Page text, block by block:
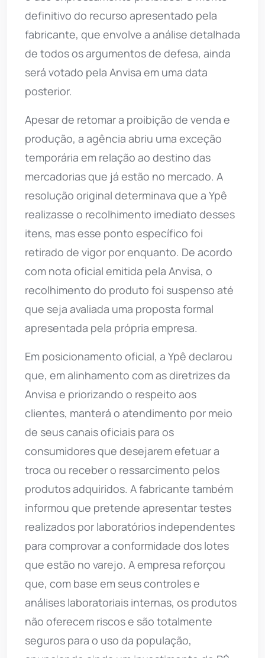
definitivo do recurso apresentado pela
fabricante, que envolve a análise detalhada
de todos os argumentos de defesa, ainda
será votado pela Anvisa em uma data
posterior.
Apesar de retomar a proibição de venda e
produção, a agência abriu uma exceção
temporária em relação ao destino das
mercadorias que já estão no mercado. A
resolução original determinava que a Ypê
realizasse o recolhimento imediato desses
itens, mas esse ponto específico foi
retirado de vigor por enquanto. De acordo
com nota oficial emitida pela Anvisa, o
recolhimento do produto foi suspenso até
que seja avaliada uma proposta formal
apresentada pela própria empresa.
Em posicionamento oficial, a Ypê declarou
que, em alinhamento com as diretrizes da
Anvisa e priorizando o respeito aos
clientes, manterá o atendimento por meio
de seus canais oficiais para os
consumidores que desejarem efetuar a
troca ou receber o ressarcimento pelos
produtos adquiridos. A fabricante também
informou que pretende apresentar testes
realizados por laboratórios independentes
para comprovar a conformidade dos lotes
que estão no varejo. A empresa reforçou
que, com base em seus controles e
análises laboratoriais internas, os produtos
não oferecem riscos e são totalmente
seguros para o uso da população,